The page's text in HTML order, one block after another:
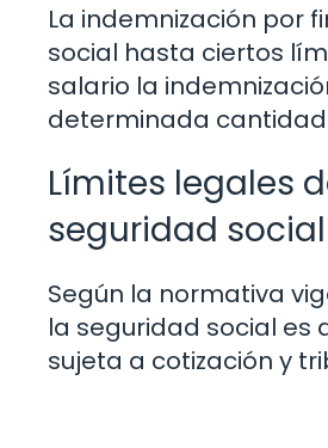
La indemnización por
social hasta ciertos
salario la
determinada
Límites legales
seguridad social
Según la normativa
la seguridad social es
sujeta a cotización y